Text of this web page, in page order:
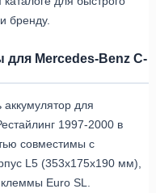
бренду.
Mercedes-Benz C-
для
1997-2000 в
совместимы с
L5 (353x175x190 мм),
Euro SL.